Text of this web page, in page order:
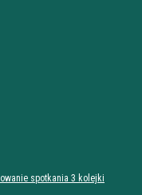
spotkania 3 kolejki